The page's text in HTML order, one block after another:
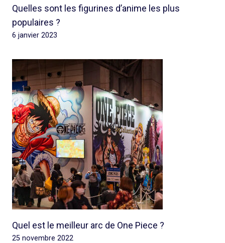
Quelles sont les figurines d’anime les plus
populaires ?
6 janvier 2023
Quel est le meilleur arc de One Piece ?
25 novembre 2022